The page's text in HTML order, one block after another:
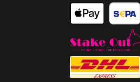
PayPal Kredit-
SEPA
Abholung im Laden